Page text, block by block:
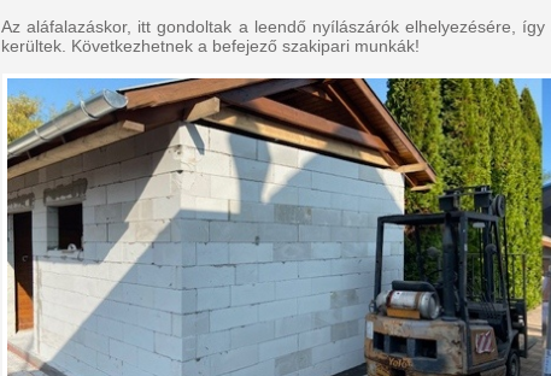
Az aláfalazáskor, itt gondoltak a leendő nyílászárók elhelyezésére,
kerültek. Következhetnek a befejező szakipari munkák!